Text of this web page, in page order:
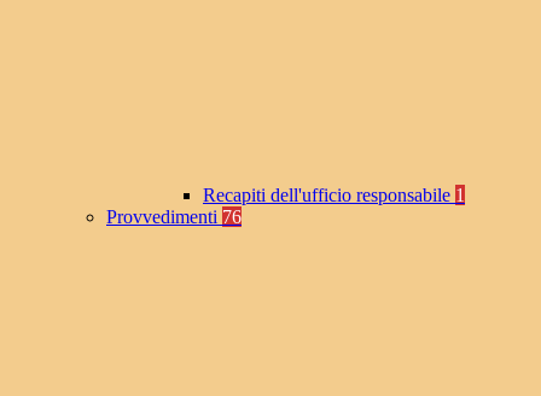
Recapiti dell'ufficio responsabile 1
Provvedimenti 76